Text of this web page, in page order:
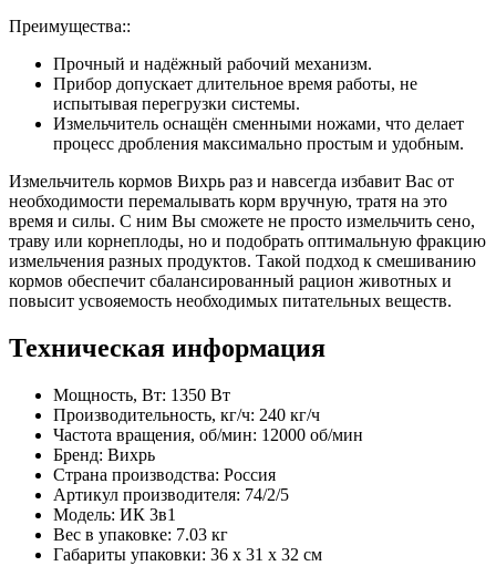
Преимущества::
Прочный и надёжный рабочий механизм.
Прибор допускает длительное время работы, не
испытывая перегрузки системы.
Измельчитель оснащён сменными ножами, что делает
процесс дробления максимально простым и удобным.
Измельчитель кормов Вихрь раз и навсегда избавит Вас от
необходимости перемалывать корм вручную, тратя на это
время и силы. С ним Вы сможете не просто измельчить сено,
траву или корнеплоды, но и подобрать оптимальную фракцию
измельчения разных продуктов. Такой подход к смешиванию
кормов обеспечит сбалансированный рацион животных и
повысит усвояемость необходимых питательных веществ.
Техническая информация
Мощность, Вт: 1350 Вт
Производительность, кг/ч: 240 кг/ч
Частота вращения, об/мин: 12000 об/мин
Бренд: Вихрь
Страна производства: Россия
Артикул производителя: 74/2/5
Модель: ИК 3в1
Вес в упаковке: 7.03 кг
Габариты упаковки: 36 x 31 x 32 см